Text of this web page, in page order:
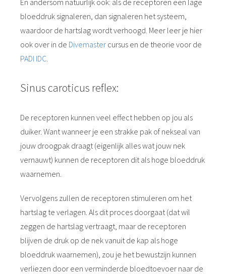
bloeddruk signaleren, dan signaleren het systeem,
waardoor de hartslag wordt verhoogd. Meer leer je hier
ook over in de Divemaster cursus en de theorie voor de
PADI IDC
Sinus caroticus reflex:
De receptoren kunnen veel effect hebben op jou als
duiker. Want wanneer je een strakke pak of nekseal van
jouw droogpak draagt (eigenlijk alles wat jouw nek
vernauwt) kunnen de receptoren dit als hoge bloeddruk
waarnemen.
Vervolgens zullen de receptoren stimuleren om het
hartslag te verlagen. Als dit proces doorgaat (dat wil
zeggen de hartslag vertraagt, maar de receptoren
blijven de druk op de nek vanuit de kap als hoge
bloeddruk waarnemen), zou je het bewustzijn kunnen
verliezen door een verminderde bloedtoevoer naar de